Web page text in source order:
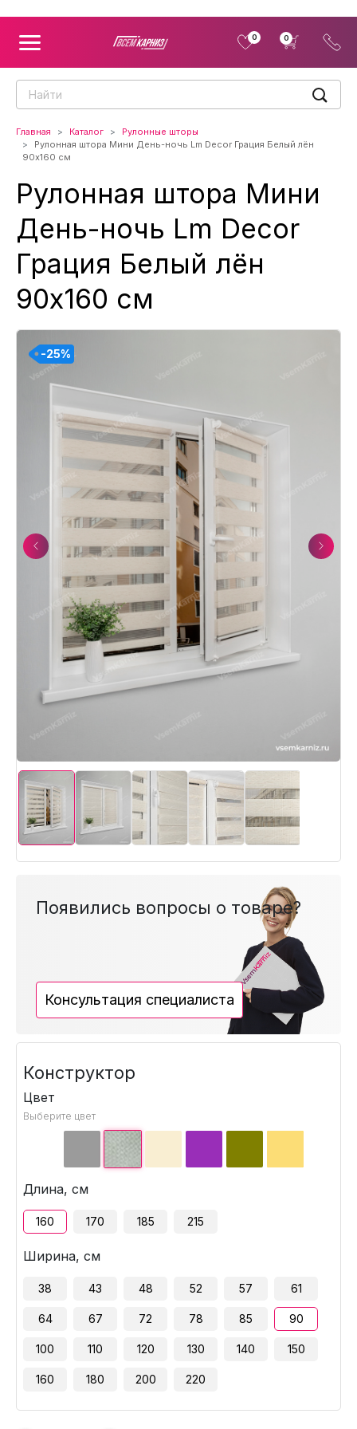
0 0
Главная Каталог
Рулонные шторы
Рулонная штора Мини День-ночь Lm Decor Грация Белый лён
90x160 см
Рулонная штора Мини
День-ночь Lm Decor
Грация Белый лён
90x160 см
Previous
-25%
-25%
-25%
-25%
-25%
-25%
-25%
-25%
-25%
-25%
-25%
-25%
-25%
-25%
-25%
-25%
-25%
-25%
-25%
Next
Появились вопросы о товаре?
Консультация специалиста
Конструктор
Цвет
Выберите цвет
Длина, см
160 170 185 215
Ширина, см
38 43 48 52 57 61
64 67 72 78 85 90
100 110 120 130 140 150
160 180 200 220